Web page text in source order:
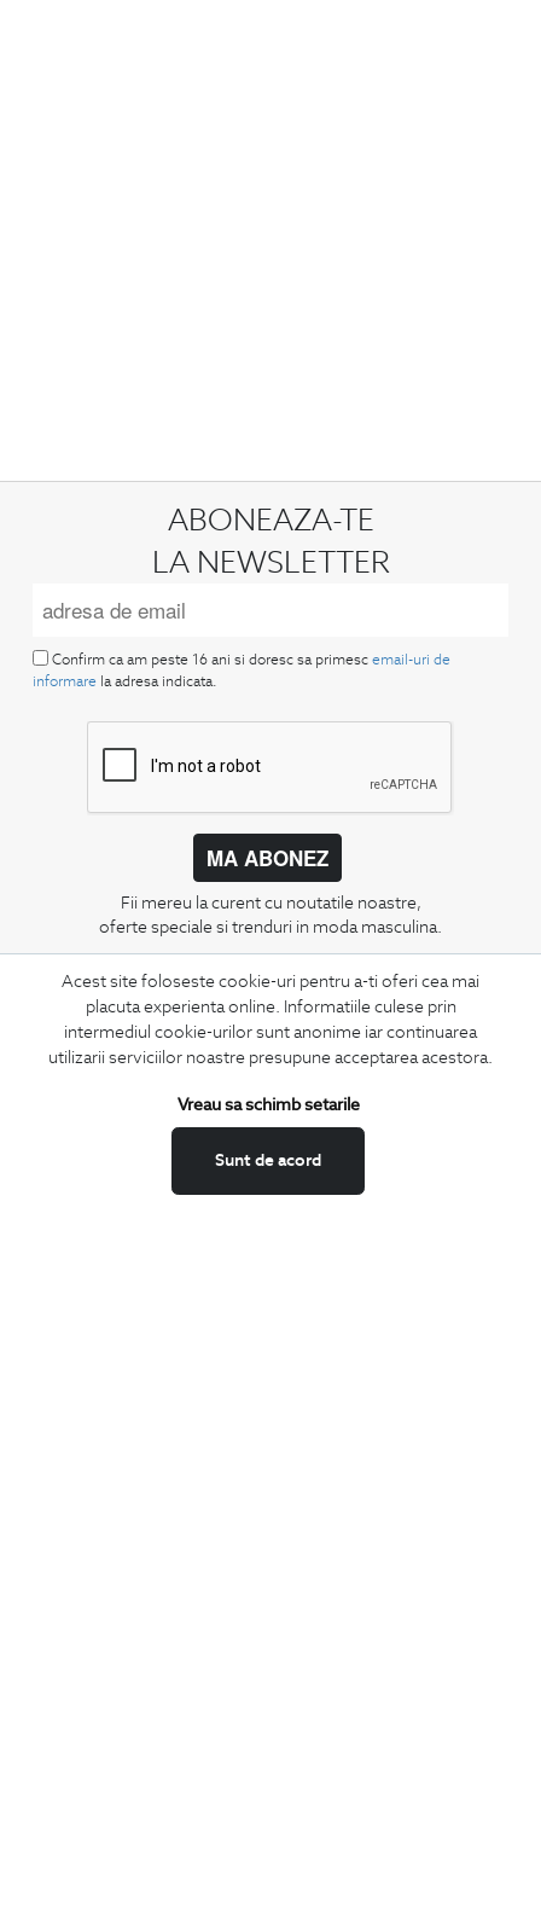
Acest site foloseste cookie-uri pentru a-ti oferi cea mai
placuta experienta online. Informatiile culese prin
intermediul cookie-urilor sunt anonime iar continuarea
utilizarii serviciilor noastre presupune acceptarea acestora.
Sunt de acord
Vreau sa schimb setarile
ABONEAZA-TE
LA NEWSLETTER
Confirm ca am peste 16 ani si doresc sa primesc email-uri de
informare la adresa indicata.
MA ABONEZ
Fii mereu la curent cu noutatile noastre,
oferte speciale si trenduri in moda masculina.
CONCIERGE
Termeni si conditii
Schimburi si retur
Feedback site
ANPC